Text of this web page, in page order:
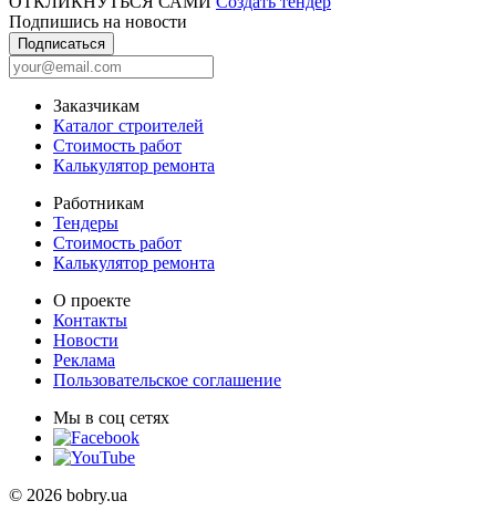
Подпишись на новости
Подписаться
Заказчикам
Каталог строителей
Стоимость работ
Калькулятор ремонта
Работникам
Тендеры
Стоимость работ
Калькулятор ремонта
О проекте
Контакты
Новости
Реклама
Пользовательское соглашение
Мы в соц сетях
© 2026 bobry.ua